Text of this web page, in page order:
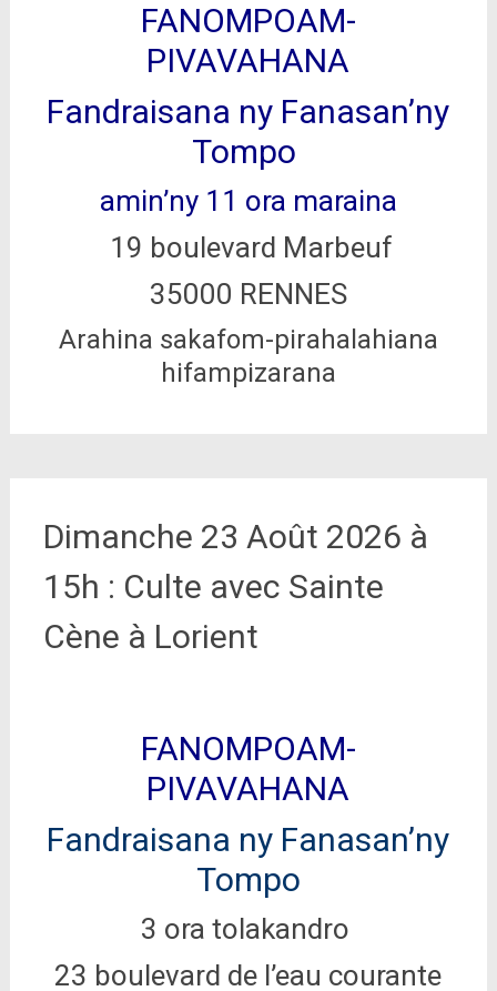
FANOMPOAM-
PIVAVAHANA
Fandraisana ny Fanasan’ny
Tompo
amin’ny 11 ora maraina
19 boulevard Marbeuf
35000 RENNES
Arahina sakafom-pirahalahiana
hifampizarana
Dimanche 23 Août 2026 à
15h : Culte avec Sainte
Cène à Lorient
FANOMPOAM-
PIVAVAHANA
Fandraisana ny Fanasan’ny
Tompo
3 ora tolakandro
23 boulevard de l’eau courante